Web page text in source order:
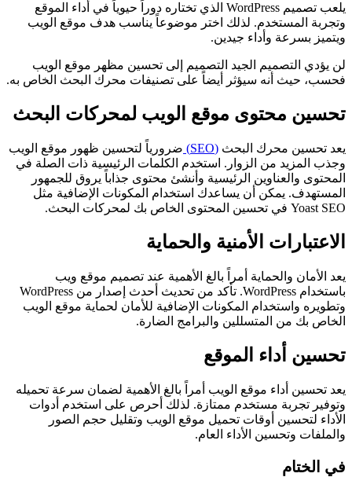
يلعب تصميم WordPress الذي تختاره دوراً حيوياً في أداء الموقع
وتجربة المستخدم. لذلك اختر موضوعاً يناسب هدف موقع الويب
ويتميز بسرعة وأداء جيدين.
لن يؤدي التصميم الجيد التصميم إلى تحسين مظهر موقع الويب
فحسب، حيث أنه سيؤثر أيضاً على تصنيفات محرك البحث الخاص به.
تحسين محتوى موقع الويب لمحركات البحث
يعد تحسين محرك البحث (SEO)
ضرورياً لتحسين ظهور موقع الويب
وجذب المزيد من الزوار. استخدم الكلمات الرئيسية ذات الصلة في
المحتوى والعناوين الرئيسية وأنشئ محتوى جذاباً يروق للجمهور
المستهدف. يمكن أن يساعدك استخدام المكونات الإضافية مثل
Yoast SEO في تحسين المحتوى الخاص بك لمحركات البحث.
الاعتبارات الأمنية والحماية
يعد الأمان والحماية أمراً بالغ الأهمية عند تصميم موقع ويب
باستخدام WordPress. تأكد من تحديث أحدث إصدار من WordPress
وتطويره واستخدام المكونات الإضافية للأمان لحماية موقع الويب
الخاص بك من المتسللين والبرامج الضارة.
تحسين أداء الموقع
يعد تحسين أداء موقع الويب أمراً بالغ الأهمية لضمان سرعة تحميله
وتوفير تجربة مستخدم ممتازة. لذلك أحرص على استخدم أدوات
الأداء لتحسين أوقات تحميل موقع الويب وتقليل حجم الصور
والملفات وتحسين الأداء العام.
في الختام